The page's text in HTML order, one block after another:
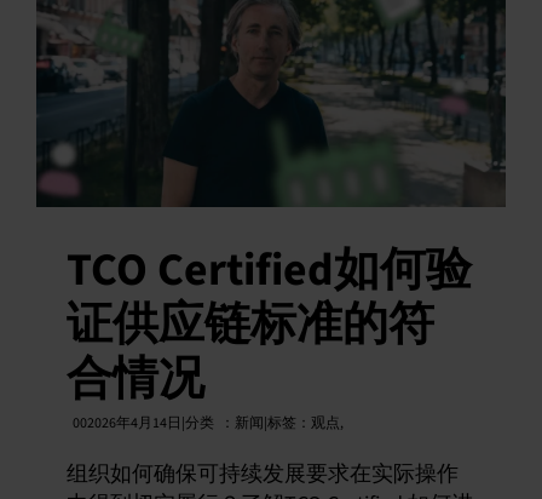
TCO Certified如何验
证供应链标准的符
合情况
002026年4月14日|分类 ： 新闻|标签： 观点,
组织如何确保可持续发展要求在实际操作